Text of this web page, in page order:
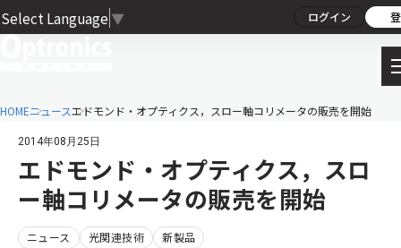
Select Language ▼ ログイン
HOMEニュースエドモンド・オプティクス，スロー軸コリメータの販売を開始
2014年08月25日
エドモンド・オプティクス，スロ
ー軸コリメータの販売を開始
ニュース 光関連技術 新製品